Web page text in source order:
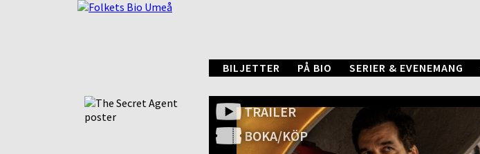
BILJETTER PÅ BIO SERIER & EVENEMANG
TRAILER
BOKA/KÖP